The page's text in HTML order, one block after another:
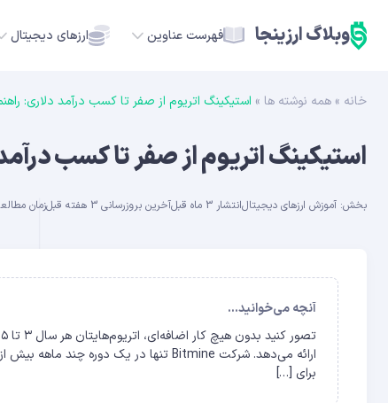
وبلاگ ارزینجا فهرست عناوین ارزهای دیجیتال
ADA
خانه » همه نوشته ها » استیکینگ اتریوم از صفر تا کسب درآمد دلاری:
استیکینگ اتریوم از صفر تا کسب
بخش: آموزش ارزهای دیجیتالانتشار 3 ماه قبل آخرین بروزرسانی 3 هفته قبل زمان مطالعه
آنچه می‌خوانید...
برای […]